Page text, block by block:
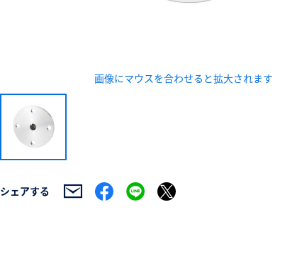
画像にマウスを合わせると拡大されます
シェアする